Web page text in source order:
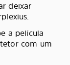
deixar
a película
com um